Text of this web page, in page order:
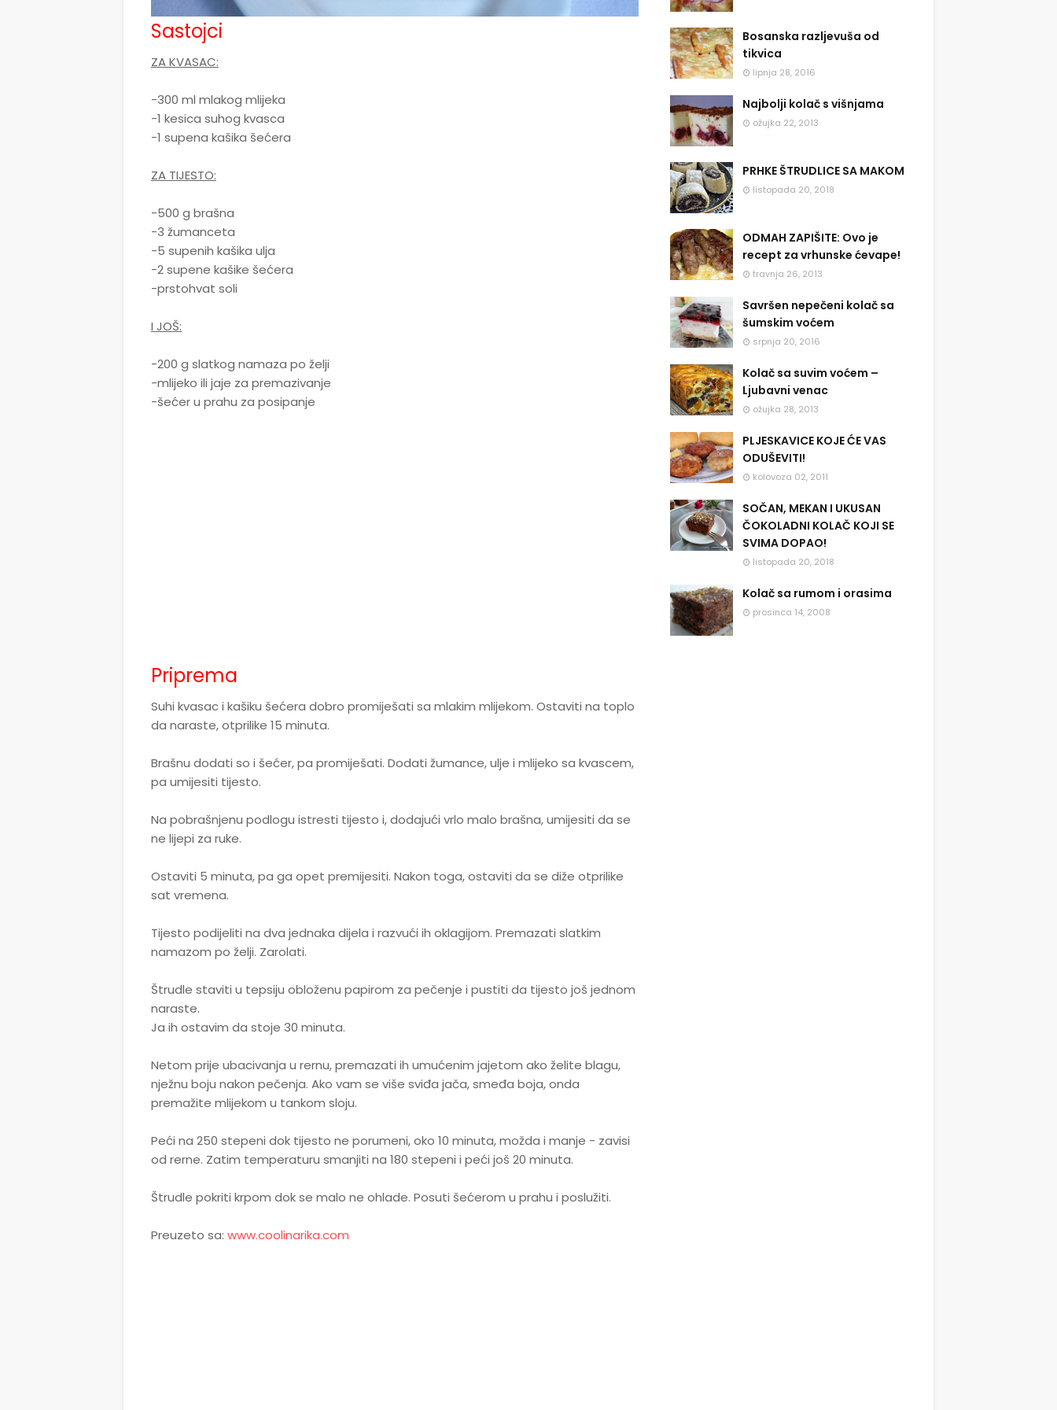
Sastojci
ZA KVASAC:
-300 ml mlakog mlijeka
-1 kesica suhog kvasca
-1 supena kašika šećera
ZA TIJESTO:
-500 g brašna
-3 žumanceta
-5 supenih kašika ulja
-2 supene kašike šećera
-prstohvat soli
I JOŠ:
-200 g slatkog namaza po želji
-mlijeko ili jaje za premazivanje
-šećer u prahu za posipanje
Priprema
Suhi kvasac i kašiku šećera dobro promiješati sa mlakim mlijekom. Ostaviti na toplo
da naraste, otprilike 15 minuta.
Brašnu dodati so i šećer, pa promiješati. Dodati žumance, ulje i mlijeko sa kvascem,
pa umijesiti tijesto.
Na pobrašnjenu podlogu istresti tijesto i, dodajući vrlo malo brašna, umijesiti da se
ne lijepi za ruke.
Ostaviti 5 minuta, pa ga opet premijesiti. Nakon toga, ostaviti da se diže otprilike
sat vremena.
Tijesto podijeliti na dva jednaka dijela i razvući ih oklagijom. Premazati slatkim
namazom po želji. Zarolati.
Štrudle staviti u tepsiju obloženu papirom za pečenje i pustiti da tijesto još jednom
naraste.
Ja ih ostavim da stoje 30 minuta.
Netom prije ubacivanja u rernu, premazati ih umućenim jajetom ako želite blagu,
nježnu boju nakon pečenja. Ako vam se više sviđa jača, smeđa boja, onda
premažite mlijekom u tankom sloju.
Peći na 250 stepeni dok tijesto ne porumeni, oko 10 minuta, možda i manje - zavisi
od rerne. Zatim temperaturu smanjiti na 180 stepeni i peći još 20 minuta.
Štrudle pokriti krpom dok se malo ne ohlade. Posuti šećerom u prahu i poslužiti.
Preuzeto sa: www.coolinarika.com
Bosanska razljevuša od
tikvica
lipnja 28, 2016
Najbolji kolač s višnjama
ožujka 22, 2013
PRHKE ŠTRUDLICE SA MAKOM
listopada 20, 2018
ODMAH ZAPIŠITE: Ovo je
recept za vrhunske ćevape!
travnja 26, 2013
Savršen nepečeni kolač sa
šumskim voćem
srpnja 20, 2016
Kolač sa suvim voćem –
Ljubavni venac
ožujka 28, 2013
PLJESKAVICE KOJE ĆE VAS
ODUŠEVITI!
kolovoza 02, 2011
SOČAN, MEKAN I UKUSAN
ČOKOLADNI KOLAČ KOJI SE
SVIMA DOPAO!
listopada 20, 2018
Kolač sa rumom i orasima
prosinca 14, 2008